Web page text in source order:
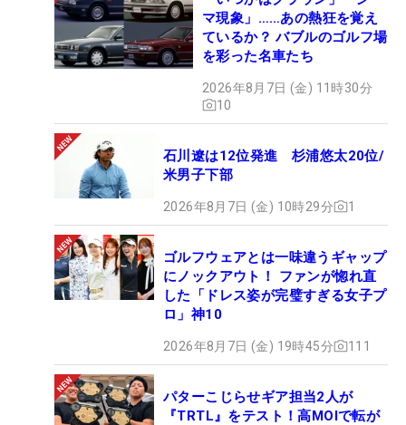
マ現象」……あの熱狂を覚え
ているか？ バブルのゴルフ場
を彩った名車たち
2026年8月7日 (金) 11時30分
10
石川遼は12位発進 杉浦悠太20位/
米男子下部
2026年8月7日 (金) 10時29分 1
ゴルフウェアとは一味違うギャップ
にノックアウト！ ファンが惚れ直
した「ドレス姿が完璧すぎる女子プ
ロ」神10
2026年8月7日 (金) 19時45分 111
パターこじらせギア担当2人が
『TRTL』をテスト！高MOIで転が